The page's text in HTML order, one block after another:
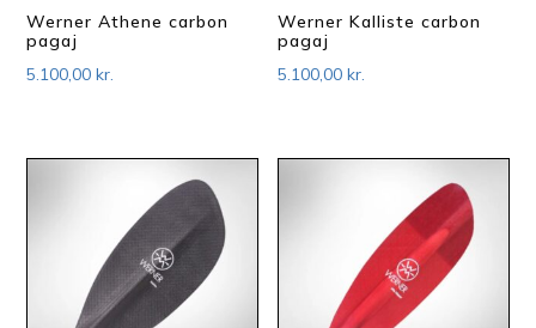
Werner Athene carbon
pagaj
5.100,00kr.
Werner Kalliste carbon
pagaj
5.100,00kr.